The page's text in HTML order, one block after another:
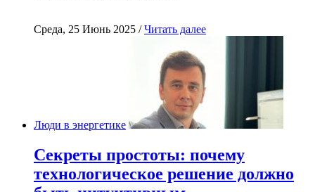
Среда, 25 Июнь 2025 /Читать далее
Люди в энергетике
Секреты простоты: почему
технологическое решение должно